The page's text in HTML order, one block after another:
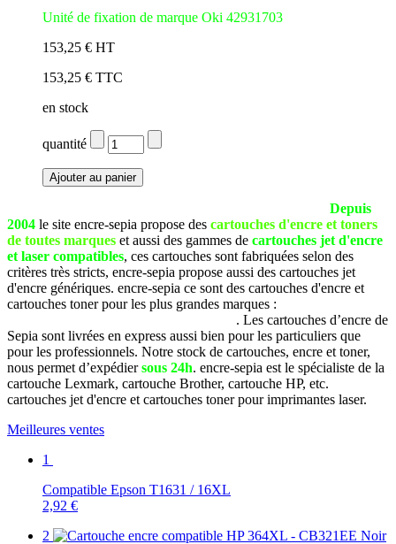
Unité de fixation de marque Oki 42931703
153,25 € HT
153,25 € TTC
en stock
quantité
Depuis
2004 le site encre-sepia propose des cartouches d'encre et toners
de toutes marques et aussi des gammes de cartouches jet d'encre
et laser compatibles, ces cartouches sont fabriquées selon des
critères très stricts, encre-sepia propose aussi des cartouches jet
d'encre génériques. encre-sepia ce sont des cartouches d'encre et
cartouches toner pour les plus grandes marques :
. Les cartouches d’encre de
Sepia sont livrées en express aussi bien pour les particuliers que
pour les professionnels. Notre stock de cartouches, encre et toner,
nous permet d’expédiersous 24h. encre-sepia est le spécialiste de la
cartouche Lexmark, cartouche Brother, cartouche HP, etc.
cartouches jet d'encre et cartouches toner pour imprimantes laser.
Meilleures ventes
1
Compatible Epson T1631 / 16XL
2,92 €
2